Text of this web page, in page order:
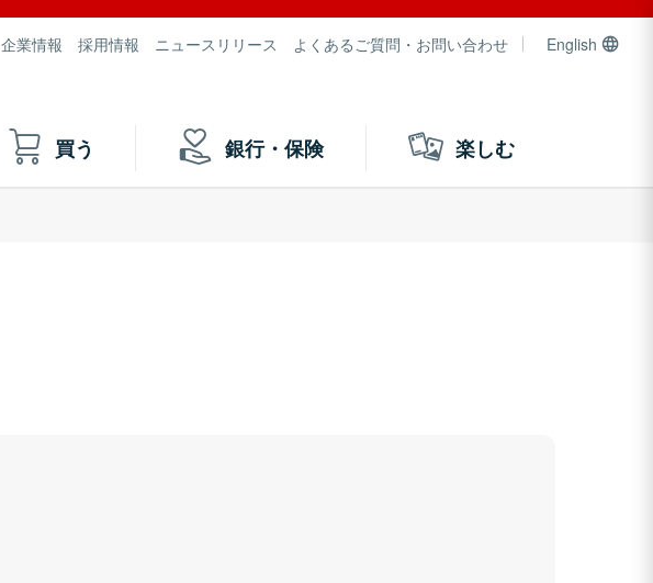
企業情報 採用情報 ニュースリリース よくあるご質問・お問い合わせ English
買う 銀行・保険 楽しむ